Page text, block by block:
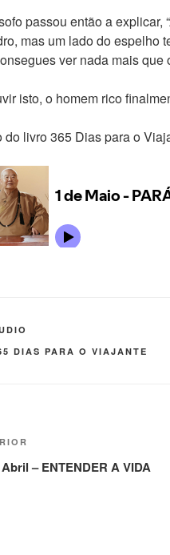
passou então a explicar,
mas um lado do espelho
ver nada mais que
isto, o homem rico
do livro 365 Dias para o
DIAS PARA O VIAJANTE
– ENTENDER A VIDA